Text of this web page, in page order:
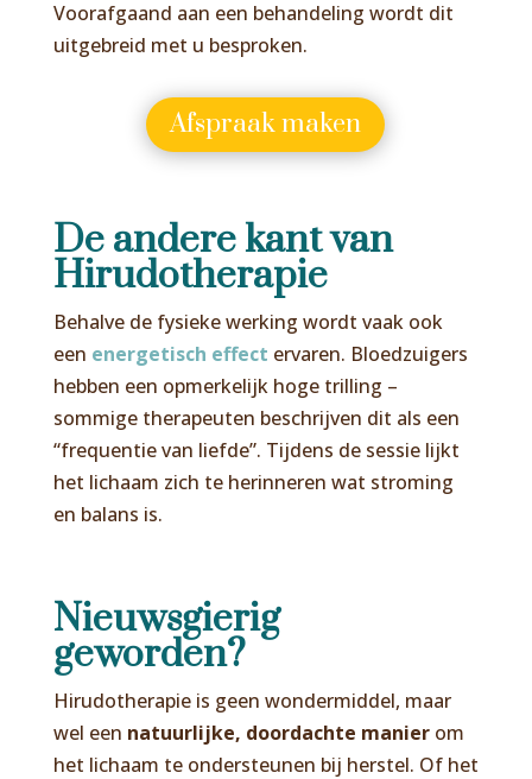
Voorafgaand aan een behandeling wordt dit
uitgebreid met u besproken.
Afspraak maken
De andere kant van
Hirudotherapie
Behalve de fysieke werking wordt vaak ook
een energetisch effect ervaren. Bloedzuigers
hebben een opmerkelijk hoge trilling –
sommige therapeuten beschrijven dit als een
“frequentie van liefde”. Tijdens de sessie lijkt
het lichaam zich te herinneren wat stroming
en balans is.
Nieuwsgierig
geworden?
Hirudotherapie is geen wondermiddel, maar
wel een natuurlijke, doordachte manierom
het lichaam te ondersteunen bij herstel. Of het